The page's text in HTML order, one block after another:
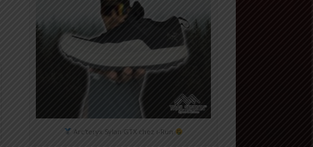
Arc'teryx Sylan GTX chez i-Run